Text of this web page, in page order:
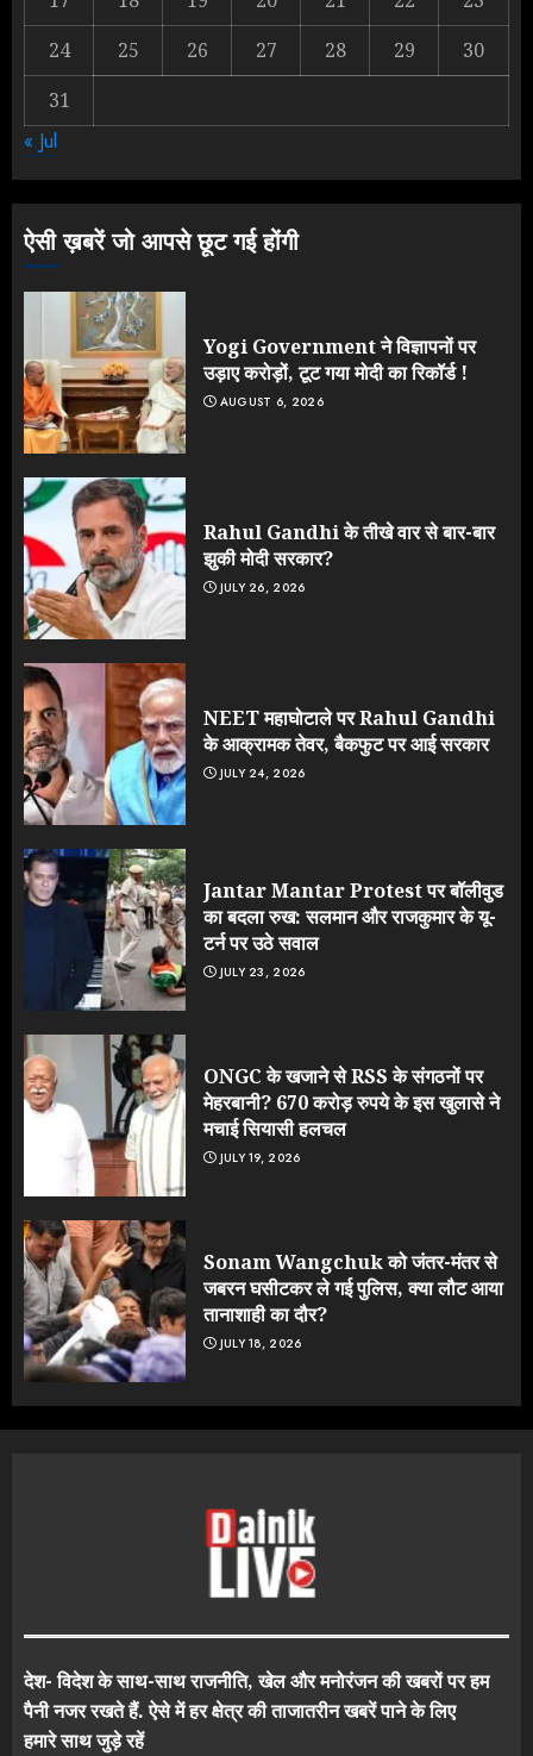
2
3
NEET महाघोटाले पर Rahul Gandhi
24
25 26 27 28 29
30
31
« Jul
ऐसी ख़बरें जो आपसे छूट गई होंगी
Yogi Government ने विज्ञापनों पर
उड़ाए करोड़ों, टूट गया मोदी का रिकॉर्ड !
AUGUST 6, 2026
Rahul Gandhi के तीखे वार से बार-बार
झुकी मोदी सरकार?
JULY 26, 2026
NEET महाघोटाले पर Rahul Gandhi
के आक्रामक तेवर, बैकफुट पर आई सरकार
JULY 24, 2026
Jantar Mantar Protest पर बॉलीवुड
का बदला रुख: सलमान और राजकुमार के यू-
टर्न पर उठे सवाल
JULY 23, 2026
ONGC के खजाने से RSS के संगठनों पर
मेहरबानी? 670 करोड़ रुपये के इस खुलासे ने
मचाई सियासी हलचल
JULY 19, 2026
Sonam Wangchuk को जंतर-मंतर से
जबरन घसीटकर ले गई पुलिस, क्या लौट आया
तानाशाही का दौर?
JULY 18, 2026
देश- विदेश के साथ-साथ राजनीति, खेल और मनोरंजन की खबरों पर हम
पैनी नजर रखते हैं. ऐसे में हर क्षेत्र की ताजातरीन खबरें पाने के लिए
हमारे साथ जुड़े रहें